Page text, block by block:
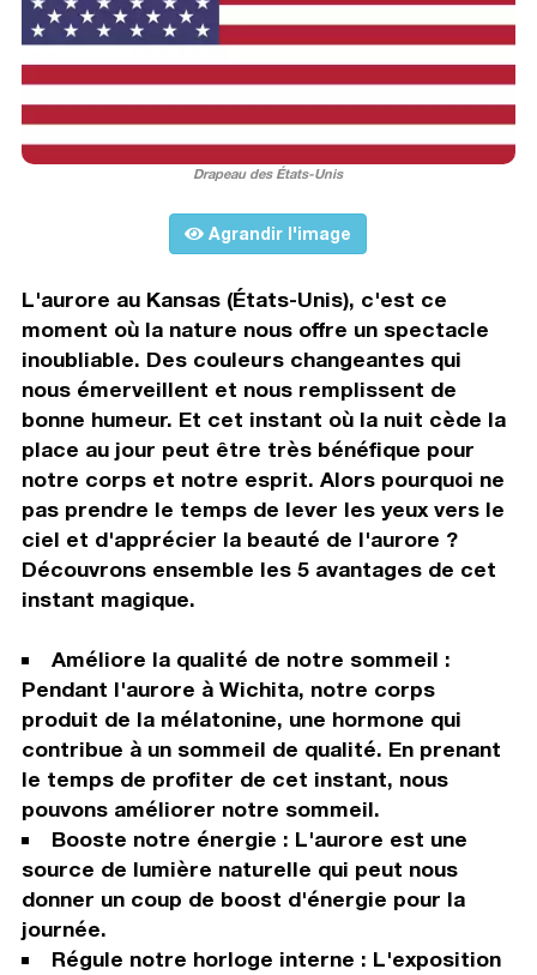
Drapeau des États-Unis
Agrandir l'image
L'aurore au Kansas (États-Unis), c'est ce
moment où la nature nous offre un spectacle
inoubliable. Des couleurs changeantes qui
nous émerveillent et nous remplissent de
bonne humeur. Et cet instant où la nuit cède la
place au jour peut être très bénéfique pour
notre corps et notre esprit. Alors pourquoi ne
pas prendre le temps de lever les yeux vers le
ciel et d'apprécier la beauté de l'aurore ?
Découvrons ensemble les 5 avantages de cet
instant magique.
Améliore la qualité de notre sommeil :
Pendant l'aurore à Wichita, notre corps
produit de la mélatonine, une hormone qui
contribue à un sommeil de qualité. En prenant
le temps de profiter de cet instant, nous
pouvons améliorer notre sommeil.
Booste notre énergie : L'aurore est une
source de lumière naturelle qui peut nous
donner un coup de boost d'énergie pour la
journée.
Régule notre horloge interne : L'exposition